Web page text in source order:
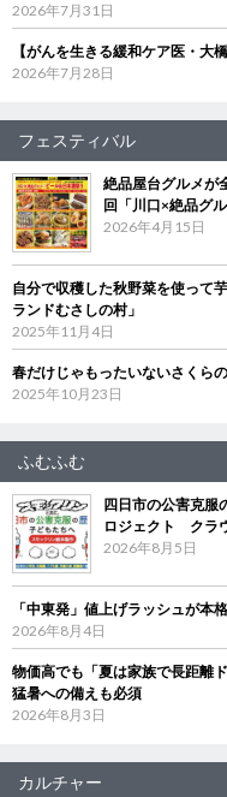
2026年7月31日
【がんを生きる緩和ケア医・大
2026年7月28日
フェスティバル
絶品屋台グルメが
回「川口×絶品グ
2026年4月15日
自分で収穫した秋野菜を使って
ランドむさしの村」
2025年11月4日
春だけじゃもったいないさくら
2025年10月23日
ふむふむ
四日市の公害克服
ロジェクト クラ
2026年8月5日
「中東発」値上げラッシュが
2026年8月4日
物価高でも「夏は家族で長距離
猛暑への備えも必須
2026年8月3日
カルチャー